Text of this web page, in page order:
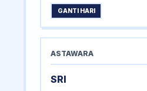
GANTI HARI
ASTAWARA
SRI